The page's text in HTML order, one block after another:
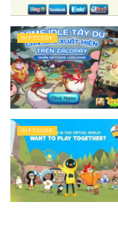
GIFTCODE
GIFTCODE